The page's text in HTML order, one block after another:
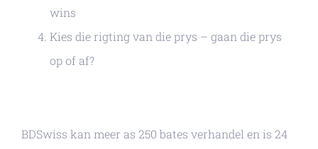
wins
Kies die rigting van die prys – gaan die prys
op of af?
BDSwiss kan meer as 250 bates verhandel en is 24